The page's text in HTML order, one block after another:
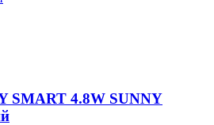
SMART 4.8W SUNNY